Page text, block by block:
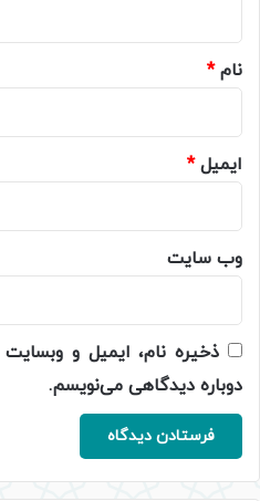
نام*
ایمیل*
وب‌ سایت
ذخیره نام، ایمیل و
دوباره دیدگاهی می‌نویسم.